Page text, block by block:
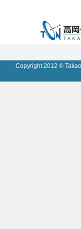
Copyright 2012 ©